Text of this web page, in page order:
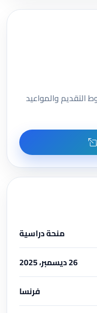
التقديم والمواعيد
منحة دراسية
26 ديسمبر، 2025
فرنسا